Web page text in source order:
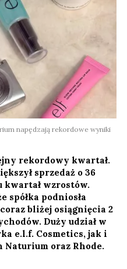
napędzają rekordowe wyniki
rekordowy kwartał.
sprzedaż o 36
kwartał wzrostów.
spółka podniosła
bliżej osiągnięcia 2
Duży udział w
e.l.f. Cosmetics, jak i
oraz Rhode.